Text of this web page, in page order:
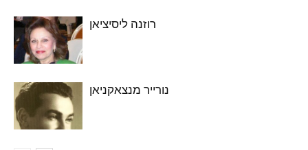
רוזנה ליסיציאן
נורייר מנצאקניאן